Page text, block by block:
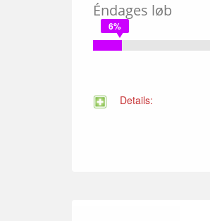
Éndages løb
6%
Details: